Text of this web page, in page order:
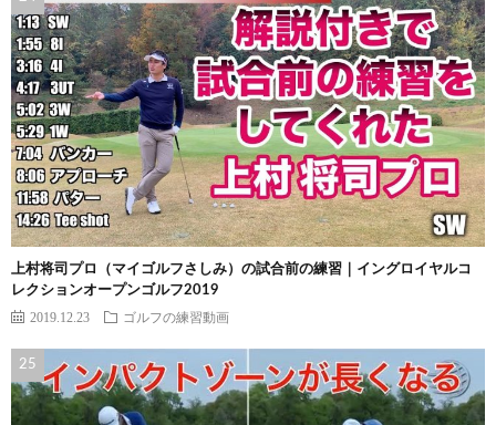
上村将司プロ（マイゴルフさしみ）の試合前の練習｜イングロイヤルコ
レクションオープンゴルフ2019
2019.12.23 ゴルフの練習動画